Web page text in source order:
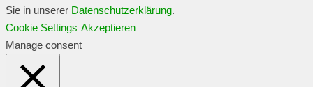
Sie in unserer Datenschutzerklärung.
Cookie Settings Akzeptieren
Manage consent